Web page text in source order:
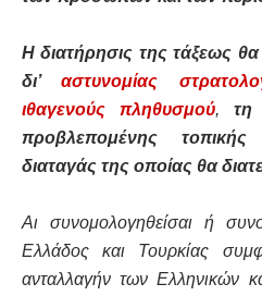
Η διατήρησις της τάξεως θα
δι’αστυνομίας
ιθαγενούς πληθυσμού, τη
προβλεπομένης
διαταγάς της οποίας θα
Αι συνομολογηθείσαι ή
Ελλάδος και Τουρκίας
ανταλλαγήν των Ελληνικών